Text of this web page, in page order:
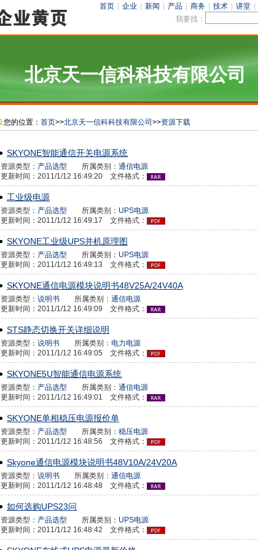
首页 企业 新闻 产品 商务 技术 讲堂
我要找：
北京天一信科科技有限公司
您的位置： 首页>>北京天一信科科技有限公司 >>资源下载
SKYONE智能通信开关电源系统
资源类型： 产品选型 所属类别： 通信电源
更新时间：2011/1/12 16:49:20 文件格式：
工业级电源
资源类型： 产品选型 所属类别： UPS电源
更新时间：2011/1/12 16:49:17 文件格式：
SKYONE工业级UPS并机原理图
资源类型： 产品选型 所属类别： UPS电源
更新时间：2011/1/12 16:49:13 文件格式：
SKYONE通信电源模块说明书48V25A/24V40A
资源类型： 说明书 所属类别： 通信电源
更新时间：2011/1/12 16:49:09 文件格式：
STS静态切换开关详细说明
资源类型： 说明书 所属类别： 电力电源
更新时间：2011/1/12 16:49:05 文件格式：
SKYONE5U智能通信电源系统
资源类型： 产品选型 所属类别： 通信电源
更新时间：2011/1/12 16:49:01 文件格式：
SKYONE单相稳压电源报价单
资源类型： 产品选型 所属类别： 稳压电源
更新时间：2011/1/12 16:48:56 文件格式：
Skyone通信电源模块说明书48V10A/24V20A
资源类型： 说明书 所属类别： 通信电源
更新时间：2011/1/12 16:48:48 文件格式：
如何选购UPS23问
资源类型： 产品选型 所属类别： UPS电源
更新时间：2011/1/12 16:48:42 文件格式：